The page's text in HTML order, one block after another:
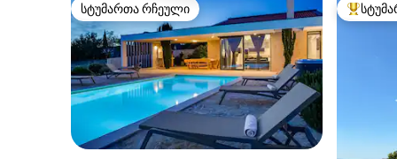
სტუმართა რჩეული
სტუმართა რჩეული